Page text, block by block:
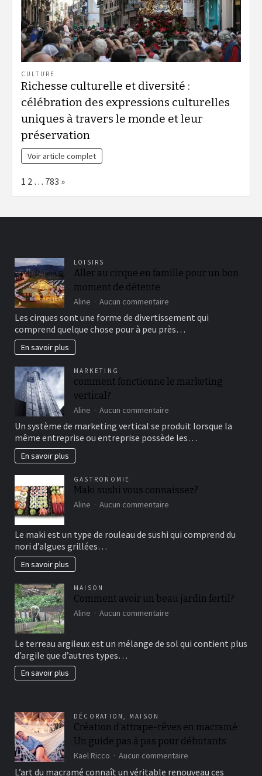
CULTURE
Richesse culturelle et diversité :
célébration des expressions culturelles
uniques à travers le monde et leur
préservation
Voir article complet
Page:
1 2 … 783 Next
»
LOISIRS
Aller au cirque en famille pour un bon
moment de détente
Aline Aucun commentaire
au
cirque
bon
Les cirques sont une forme de divertissement qui
comprend quelque chose pour à peu près…
En savoir plus
MARKETING
comment fonctionne le marketing
vertical?
Aline Aucun commentaire
fonctionne
le
Un système de marketing vertical se produit lorsque la
même entreprise ou entreprise possède les…
En savoir plus
GASTRONOMIE
Maki sushi vous connaissez?
Aline Aucun commentaire
vous
Le maki est un type de rouleau de sushi qui comprend du
nori d’algues grillées…
En savoir plus
MAISON
Comment avoir un beau jardin fertil?
Aline Aucun commentaire
un
Le terreau argileux est un mélange de sol qui contient plus
d’argile que d’autres types…
En savoir plus
DÉCORATION, MAISON
Création d’attrape-rêves en macramé :
Un guide pas à pas pour débutants
Kael Ricco Aucun commentaire
L’art du macramé connaît un véritable renouveau ces